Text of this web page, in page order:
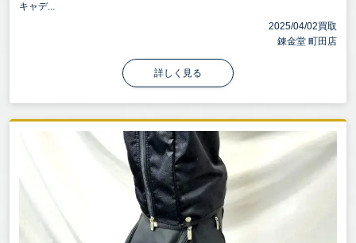
キャデ...
2025/04/02買取
錬金堂 町田店
詳しく見る